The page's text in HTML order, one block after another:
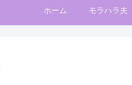
ホーム モラハラ夫